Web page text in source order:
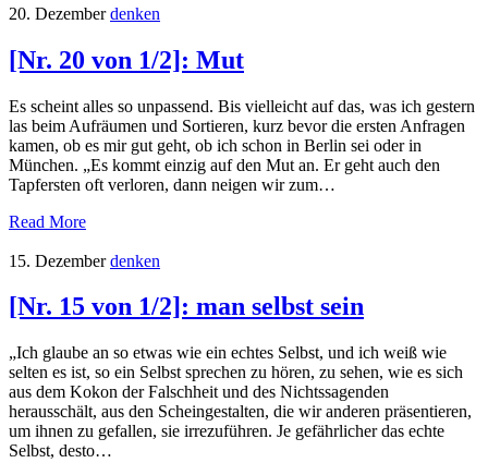
20. Dezember denken
[Nr. 20 von 1/2]: Mut
Es scheint alles so unpassend. Bis vielleicht auf das, was ich gestern
las beim Aufräumen und Sortieren, kurz bevor die ersten Anfragen
kamen, ob es mir gut geht, ob ich schon in Berlin sei oder in
München. „Es kommt einzig auf den Mut an. Er geht auch den
Tapfersten oft verloren, dann neigen wir zum…
Read More
15. Dezember denken
[Nr. 15 von 1/2]: man selbst sein
„Ich glaube an so etwas wie ein echtes Selbst, und ich weiß wie
selten es ist, so ein Selbst sprechen zu hören, zu sehen, wie es sich
aus dem Kokon der Falschheit und des Nichtssagenden
herausschält, aus den Scheingestalten, die wir anderen präsentieren,
um ihnen zu gefallen, sie irrezuführen. Je gefährlicher das echte
Selbst, desto…